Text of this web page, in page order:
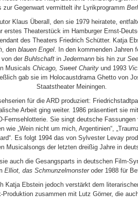
zur Gegenwart vermittelt ihr Lyrikprogramm
Klaus Überall, den sie 1979 heiratete,
erstes Theaterstück im Hamburger Ernst-
des Theaters Friedrich Schütter. Katja
, den blauen Engel. In den kommenden Jahren
der Buhlschaftin Jedermannbis hin zur
Musicals Chicago, Sweet Charityund 1993
gab sie im Holocaustdrama Ghetto von
Staatstheater Meiningen.
für die ARD produziert:
Arbeit ging weiter. 1986 präsentiert sie
Fernsehlotterie. Sie singt deutsche
wie „Wein nicht um mich, Argentinien“,
Es folgt 1994 das von Sylvester Levay
Musicalsongs der letzten dreißig Jahre in
auch die Gesangsparts in deutschen Film-
Elliot, das Schmunzelmonsteroder 1988 für
Katja Ebstein jedoch verstärkt dem
Produktion zusammen mit Lutz Görner, die